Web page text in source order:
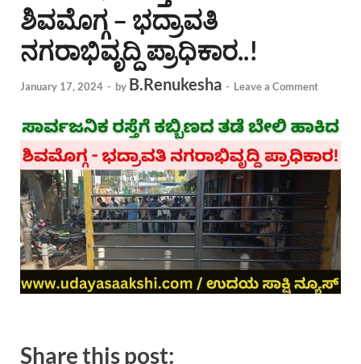
ಶಿವಮೊಗ್ಗ – ಭದ್ರಾವತಿ
ನಗರಾಭಿವೃದ್ದಿ ಪ್ರಾಧಿಕಾರ..!
January 17, 2024 - by B.Renukesha - Leave a Comment
Share this post: